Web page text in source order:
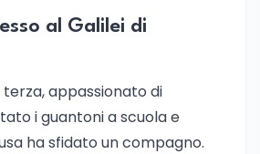
al Galilei di
appassionato di
i guantoni a scuola e
ha sfidato un compagno.